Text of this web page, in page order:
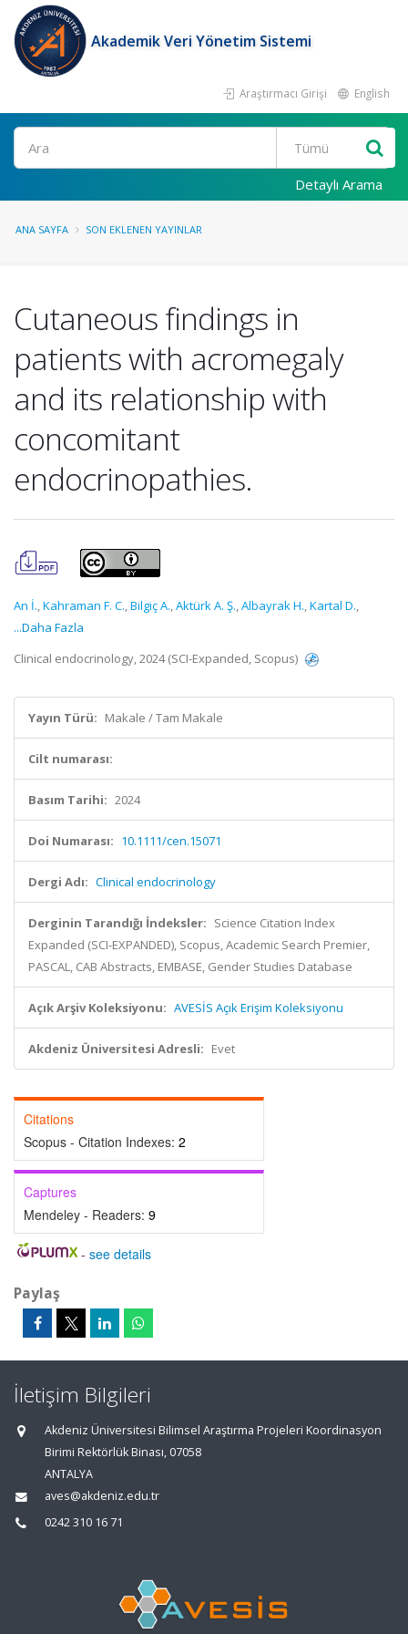
Akademik Veri Yönetim Sistemi
Araştırmacı Girişi English
Ara
Detaylı Arama
ANA SAYFA SON EKLENEN YAYINLAR
Cutaneous findings in
patients with acromegaly
and its relationship with
concomitant
endocrinopathies.
An İ.,Kahraman F. C.,Bilgiç A.,Aktürk A. Ş.,Albayrak H.,Kartal D.,
...Daha Fazla
Clinical endocrinology, 2024 (SCI-Expanded, Scopus)
Yayın Türü: Makale / Tam Makale
Cilt numarası:
Basım Tarihi: 2024
Doi Numarası: 10.1111/cen.15071
Dergi Adı: Clinical endocrinology
Derginin Tarandığı İndeksler: Science Citation Index
Expanded (SCI-EXPANDED), Scopus, Academic Search Premier,
PASCAL, CAB Abstracts, EMBASE, Gender Studies Database
Açık Arşiv Koleksiyonu: AVESİS Açık Erişim Koleksiyonu
Akdeniz Üniversitesi Adresli: Evet
Citations
Scopus - Citation Indexes: 2
Captures
Mendeley - Readers: 9
- see details
Paylaş
İletişim Bilgileri
Akdeniz Üniversitesi Bilimsel Araştırma Projeleri Koordinasyon
Birimi Rektörlük Binası, 07058
ANTALYA
aves@akdeniz.edu.tr
0242 310 16 71